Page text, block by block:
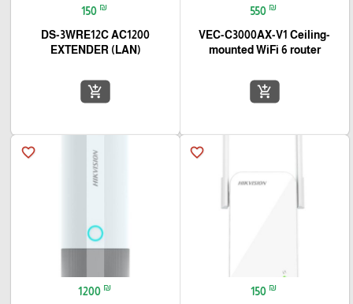
550 ₪
VEC-C3000AX-V1 Ceiling-
mounted WiFi 6 router
add_shopping_cart
150 ₪
DS-3WRE12C AC1200
EXTENDER (LAN)
add_shopping_cart
favorite_border
150 ₪
favorite_border
1200 ₪